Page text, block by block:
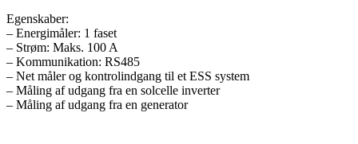
Egenskaber:
– Energimåler: 1 faset
– Strøm: Maks. 100 A
– Kommunikation: RS485
– Net måler og kontrolindgang til et ESS system
– Måling af udgang fra en solcelle inverter
– Måling af udgang fra en generator